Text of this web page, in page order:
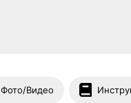
Фото/Видео